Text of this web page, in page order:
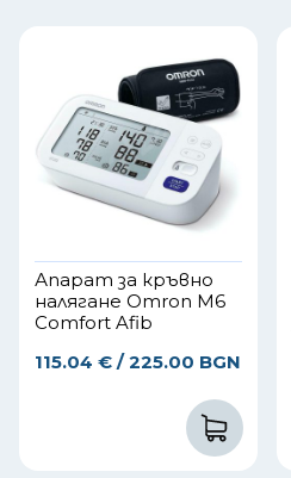
Апарат за кръвно
налягане Omron M6
Comfort Afib
115.04 € / 225.00 BGN